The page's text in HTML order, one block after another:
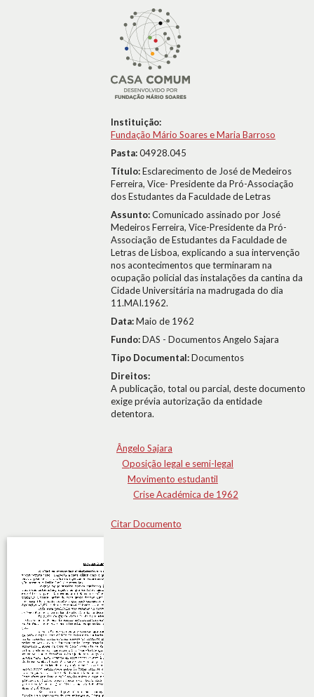
Instituição:
Fundação Mário Soares e Maria Barroso
Pasta:04928.045
Título:Esclarecimento de José de Medeiros
Ferreira, Vice- Presidente da Pró-Associação
dos Estudantes da Faculdade de Letras
Assunto:Comunicado assinado por José
Medeiros Ferreira, Vice-Presidente da Pró-
Associação de Estudantes da Faculdade de
Letras de Lisboa, explicando a sua intervenção
nos acontecimentos que terminaram na
ocupação policial das instalações da cantina da
Cidade Universitária na madrugada do dia
11.MAI.1962.
Data:Maio de 1962
Fundo:DAS - Documentos Angelo Sajara
Tipo Documental:Documentos
Direitos:
A publicação, total ou parcial, deste documento
exige prévia autorização da entidade
detentora.
Ângelo Sajara
Oposição legal e semi-legal
Movimento estudantil
Crise Académica de 1962
Citar Documento